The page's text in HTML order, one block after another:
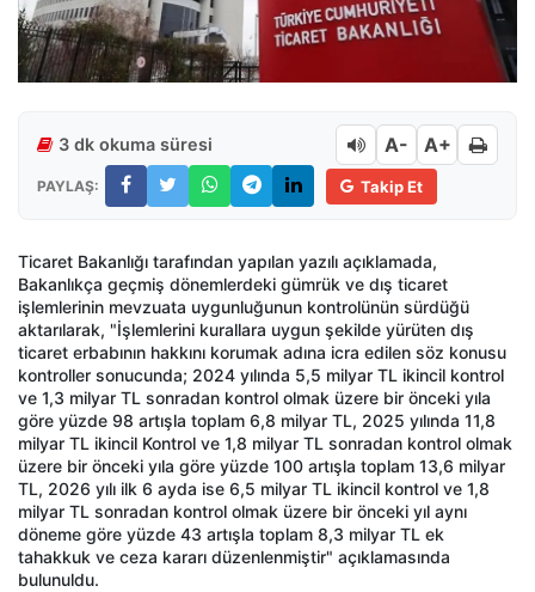
3 dk okuma süresi A- A+
PAYLAŞ: Takip Et
Ticaret Bakanlığı tarafından yapılan yazılı açıklamada,
Bakanlıkça geçmiş dönemlerdeki gümrük ve dış ticaret
işlemlerinin mevzuata uygunluğunun kontrolünün sürdüğü
aktarılarak, "İşlemlerini kurallara uygun şekilde yürüten dış
ticaret erbabının hakkını korumak adına icra edilen söz konusu
kontroller sonucunda; 2024 yılında 5,5 milyar TL ikincil kontrol
ve 1,3 milyar TL sonradan kontrol olmak üzere bir önceki yıla
göre yüzde 98 artışla toplam 6,8 milyar TL, 2025 yılında 11,8
milyar TL ikincil Kontrol ve 1,8 milyar TL sonradan kontrol olmak
üzere bir önceki yıla göre yüzde 100 artışla toplam 13,6 milyar
TL, 2026 yılı ilk 6 ayda ise 6,5 milyar TL ikincil kontrol ve 1,8
milyar TL sonradan kontrol olmak üzere bir önceki yıl aynı
döneme göre yüzde 43 artışla toplam 8,3 milyar TL ek
tahakkuk ve ceza kararı düzenlenmiştir" açıklamasında
bulunuldu.